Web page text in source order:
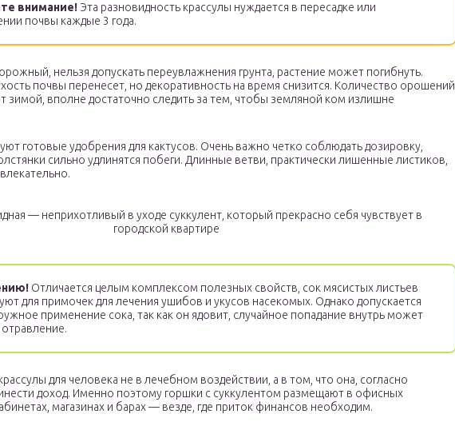
внимание! Эта разновидность крассулы нуждается в пересадке или
почвы каждые 3 года.
нельзя допускать переувлажнения грунта, растение может погибнуть.
почвы перенесет, но декоративность на время снизится. Количество орошений
зимой, вполне достаточно следить за тем, чтобы земляной ком излишне
готовые удобрения для кактусов. Очень важно четко соблюдать дозировку,
сильно удлинятся побеги. Длинные ветви, практически лишенные листиков,
— неприхотливый в уходе суккулент, который прекрасно себя чувствует в
городской квартире
Отличается целым комплексом полезных свойств, сок мясистых листьев
для примочек для лечения ушибов и укусов насекомых. Однако допускается
применение сока, так как он ядовит, случайное попадание внутрь может
для человека не в лечебном воздействии, а в том, что она, согласно
доход. Именно поэтому горшки с суккулентом размещают в офисных
магазинах и барах — везде, где приток финансов необходим.